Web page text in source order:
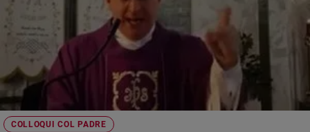
COLLOQUI COL PADRE